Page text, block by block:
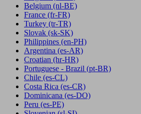
Belgium (nl-BE)
France (fr-FR)
Turkey (tr-TR)
Slovak (sk-SK)
Philippines (en-PH)
Argentina (es-AR)
Croatian (hr-HR)
Portuguese - Brazil (pt-BR)
Chile (es-CL)
Costa Rica (es-CR)
Dominicana (es-DO)
Peru (es-PE)